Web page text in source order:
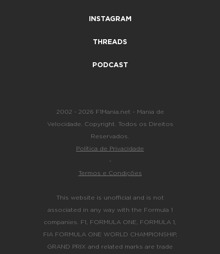
INSTAGRAM
THREADS
PODCAST
2002 - 2026 F1Mania.net - Mania de
Velocidade. Copyright. Todos os Direitos
Reservados.
Política de Privacidade
-
Termos e Condições
This website is unofficial and is not
associated in any way with the Formula 1
companies. F1, FORMULA ONE, FORMULA 1,
FIA FORMULA ONE WORLD CHAMPIONSHIP,
GRAND PRIX and related marks are trade